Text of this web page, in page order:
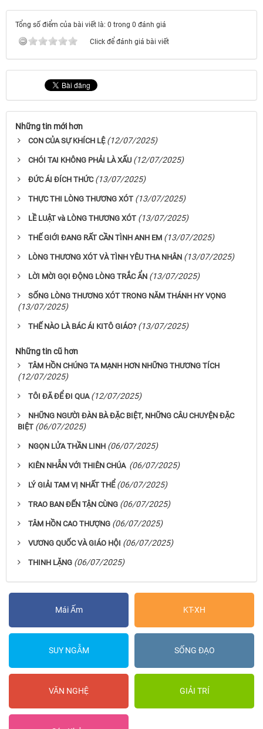
Tổng số điểm của bài viết là: 0 trong 0 đánh giá
Click để đánh giá bài viết
Những tin mới hơn
CON CỦA SỰ KHÍCH LỆ (12/07/2025)
CHÓI TAI KHÔNG PHẢI LÀ XẤU (12/07/2025)
ĐỨC ÁI ĐÍCH THỨC (13/07/2025)
THỰC THI LÒNG THƯƠNG XÓT (13/07/2025)
LỀ LUẬT và LÒNG THƯƠNG XÓT (13/07/2025)
THẾ GIỚI ĐANG RẤT CẦN TÌNH ANH EM (13/07/2025)
LÒNG THƯƠNG XÓT VÀ TÌNH YÊU THA NHÂN (13/07/2025)
LỜI MỜI GỌI ĐỘNG LÒNG TRẮC ẨN (13/07/2025)
SỐNG LÒNG THƯƠNG XÓT TRONG NĂM THÁNH HY VỌNG
(13/07/2025)
THẾ NÀO LÀ BÁC ÁI KITÔ GIÁO? (13/07/2025)
Những tin cũ hơn
TÂM HỒN CHÚNG TA MẠNH HƠN NHỮNG THƯƠNG TÍCH
(12/07/2025)
TÔI ĐÃ ĐỂ ĐI QUA (12/07/2025)
NHỮNG NGƯỜI ĐÀN BÀ ĐẶC BIỆT, NHỮNG CÂU CHUYỆN ĐẶC
BIỆT (06/07/2025)
NGỌN LỬA THẦN LINH (06/07/2025)
KIÊN NHẪN VỚI THIÊN CHÚA (06/07/2025)
LÝ GIẢI TAM VỊ NHẤT THỂ (06/07/2025)
TRAO BAN ĐẾN TẬN CÙNG (06/07/2025)
TÂM HỒN CAO THƯỢNG (06/07/2025)
VƯƠNG QUỐC VÀ GIÁO HỘI (06/07/2025)
THINH LẶNG (06/07/2025)
Mái Ấm KT-XH
SUY NGẪM SỐNG ĐẠO
VĂN NGHỆ GIẢI TRÍ